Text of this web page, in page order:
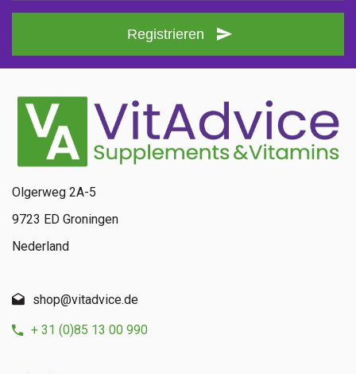
Registrieren
Olgerweg 2A-5
9723 ED Groningen
Nederland
shop@vitadvice.de
+ 31 (0)85 13 00 990